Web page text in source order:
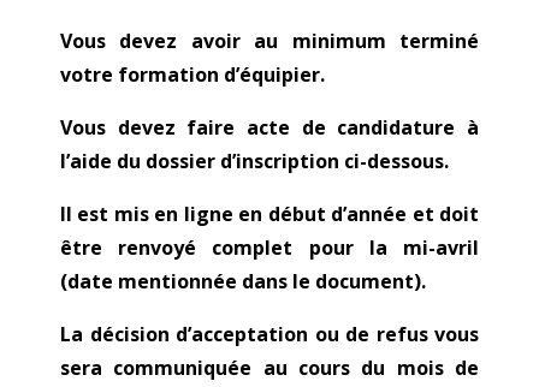
Vous devez avoir au minimum terminé
votre formation d’équipier.
Vous devez faire acte de candidature à
l’aide du dossier d’inscription ci-dessous.
Il est mis en ligne en début d’année et doit
être renvoyé complet pour la mi-avril
(date mentionnée dans le document).
La décision d’acceptation ou de refus vous
sera communiquée au cours du mois de